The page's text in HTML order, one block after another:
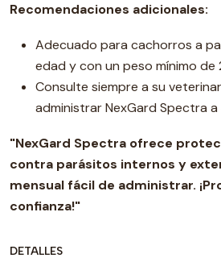
Recomendaciones adicionales:
Adecuado para cachorros a
edad y con un peso mínimo de
Consulte siempre a su
administrar NexGard Spectra
"NexGard Spectra ofrece
contra parásitos internos y
mensual fácil de administrar.
confianza!"
DETALLES